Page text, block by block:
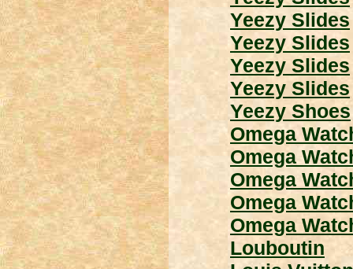
Yeezy Slides
Yeezy Slides
Yeezy Slides
Yeezy Slides
Yeezy Shoes
Omega
Omega
Omega
Omega
Omega
Louboutin